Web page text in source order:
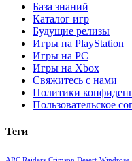
База знаний
Каталог игр
Будущие релизы
Игры на PlayStation
Игры на PC
Игры на Xbox
Свяжитесь с нами
Политики
Пользовательское
Теги